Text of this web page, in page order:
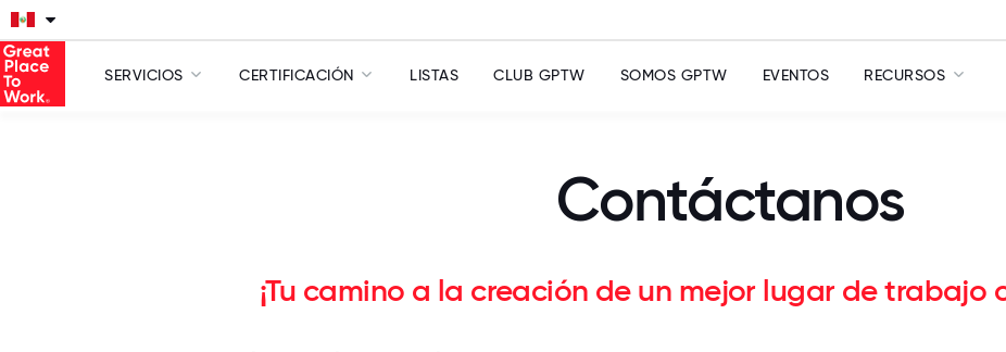
SERVICIOS CERTIFICACIÓN LISTAS CLUB GPTW SOMOS GPTW EVENTOS RECURSOS
Contáctanos
¡Tu camino a la creación de un mejor lugar de trabajo